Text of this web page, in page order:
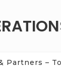
Partners –